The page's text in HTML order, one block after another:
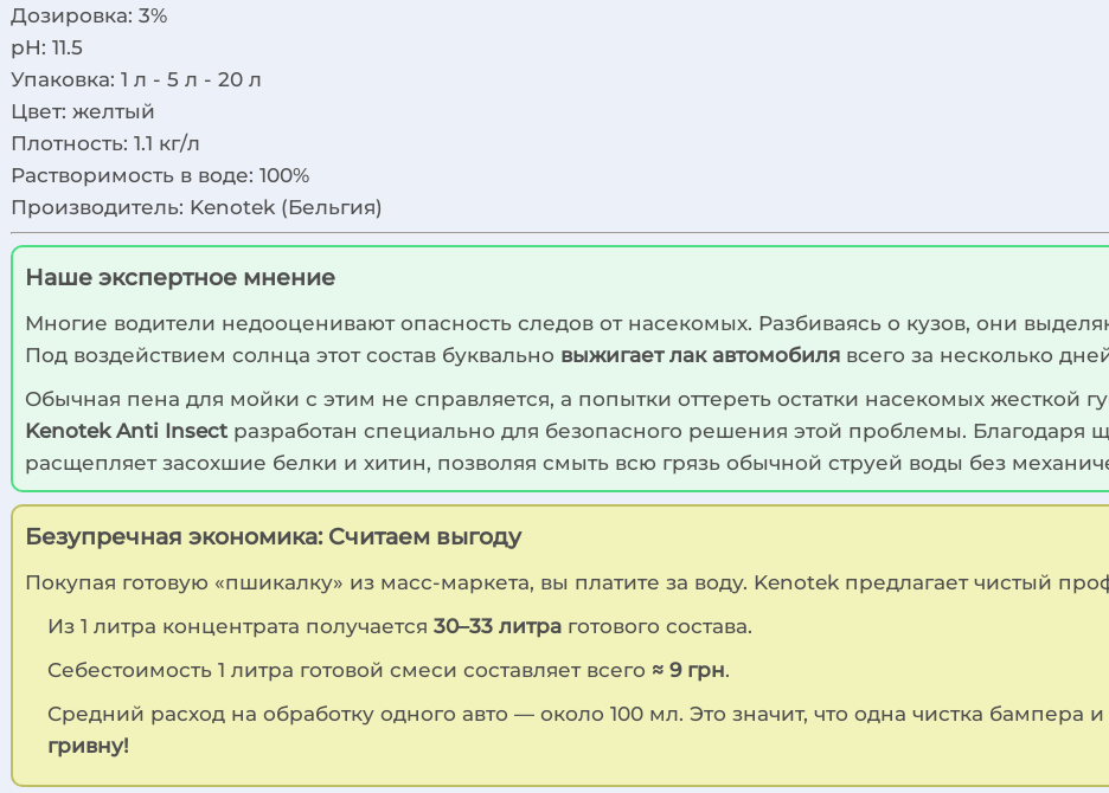
Дозировка:3%
pH:11.5
Упаковка:1 л - 5 л - 20 л
Цвет:желтый
Плотность:1.1 кг/л
Растворимость в воде:100%
Производитель: Kenotek (Бельгия)
Наше экспертное мнение
Многие водители недооценивают опасность следов от насекомых. Разбиваясь о кузов, они
Под воздействием солнца этот состав буквально выжигает лак автомобиля всего за несколько
Обычная пена для мойки с этим не справляется, а попытки оттереть остатки насекомых жесткой
Kenotek Anti Insect разработан специально для безопасного решения этой проблемы. Благодаря
расщепляет засохшие белки и хитин, позволяя смыть всю грязь обычной струей воды без
Безупречная экономика: Считаем выгоду
Покупая готовую «пшикалку» из масс-маркета, вы платите за воду. Kenotek предлагает чистый
Из 1 литра концентрата получается30–33 литра готового состава.
Себестоимость 1 литра готовой смеси составляет всего ≈ 9 грн.
Средний расход на обработку одного авто — около 100 мл. Это значит, что одна чистка бампера и
гривну!